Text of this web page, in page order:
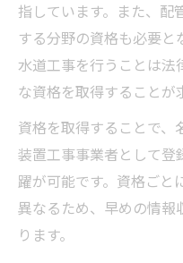
実務で評価さ
現場で重宝さ
て
給排水衛生設
水道工事資格
理由
公務員や民間
び方
無資格で工事を行
指しています。また、配
する分野の資格も必要
水道工事を行うことは
な資格を取得することが
資格を取得することで
装置工事事業者として
躍が可能です。資格ごと
異なるため、早めの情
ります。